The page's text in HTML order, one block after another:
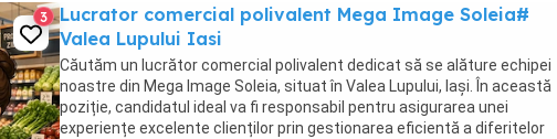
3
Lucrator comercial polivalent Mega Image Soleia#
Valea Lupului Iasi
Căutăm un lucrător comercial polivalent dedicat să se alăture echipei
noastre din Mega Image Soleia, situat în Valea Lupului, Iași. În această
poziție, candidatul ideal va fi responsabil pentru asigurarea unei
experiențe excelente clienților prin gestionarea eficientă a diferitelor